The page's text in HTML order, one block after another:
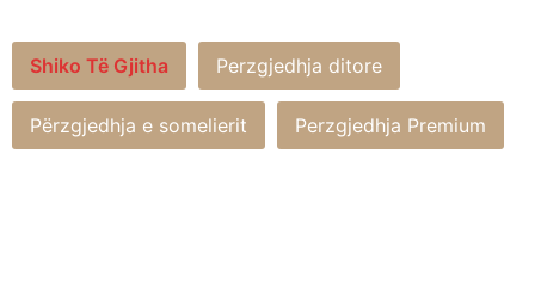
Shiko Të Gjitha Perzgjedhja ditore
Përzgjedhja e somelierit Perzgjedhja Premium